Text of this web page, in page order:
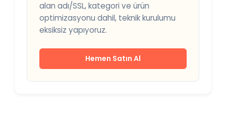
alan adı/SSL, kategori ve ürün
optimizasyonu dahil, teknik kurulumu
eksiksiz yapıyoruz.
Hemen Satın Al